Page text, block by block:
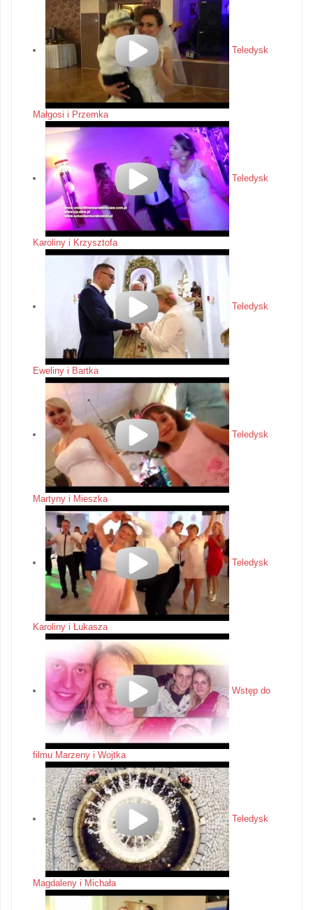
Teledysk
Małgosi i Przemka
Teledysk
Karoliny i Krzysztofa
Teledysk
Eweliny i Bartka
Teledysk
Martyny i Mieszka
Teledysk
Karoliny i Łukasza
Wstęp do
filmu Marzeny i Wojtka
Teledysk
Magdaleny i Michała